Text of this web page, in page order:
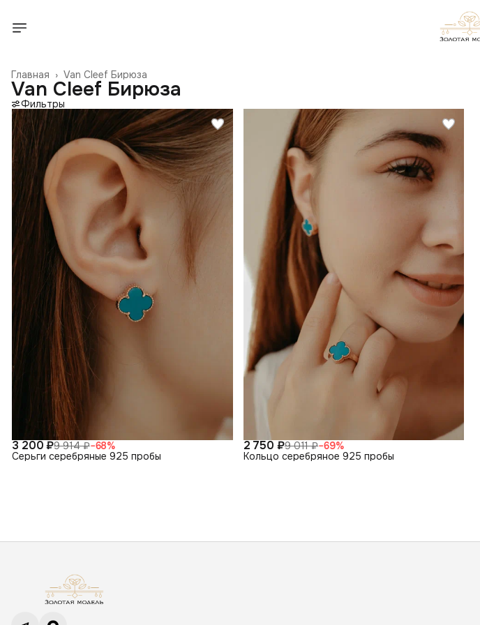
Van Cleef Бирюза
Главная ›
Van Cleef Бирюза
Фильтры
3 200 ₽9 914 ₽−68%
Серьги серебряные 925 пробы
2 750 ₽9 011 ₽−69%
Кольцо серебряное 925 пробы